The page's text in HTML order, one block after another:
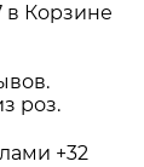
в Корзине
роз.
+32